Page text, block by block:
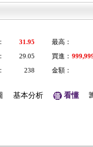
31.95
最高：
29.05 買進：
238 金額：
基本分析 看懂